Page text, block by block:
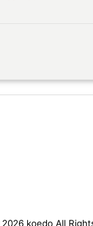
2026 koedo All